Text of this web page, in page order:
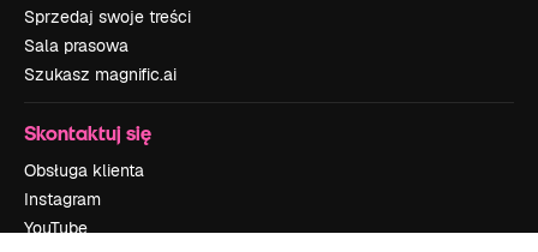
Sprzedaj swoje treści
Sala prasowa
Szukasz magnific.ai
Skontaktuj się
Obsługa klienta
Instagram
YouTube